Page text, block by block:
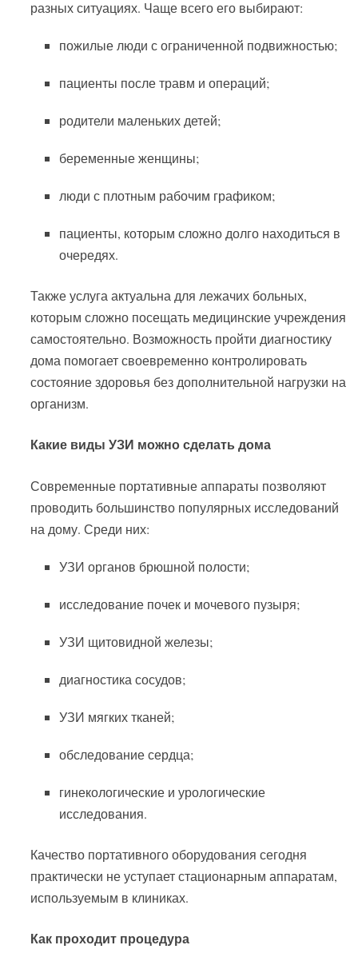
разных ситуациях. Чаще всего его выбирают:
пожилые люди с ограниченной подвижностью;
пациенты после травм и операций;
родители маленьких детей;
беременные женщины;
люди с плотным рабочим графиком;
пациенты, которым сложно долго находиться в
очередях.
Также услуга актуальна для лежачих больных,
которым сложно посещать медицинские учреждения
самостоятельно. Возможность пройти диагностику
дома помогает своевременно контролировать
состояние здоровья без дополнительной нагрузки на
организм.
Какие виды УЗИ можно сделать дома
Современные портативные аппараты позволяют
проводить большинство популярных исследований
на дому. Среди них:
УЗИ органов брюшной полости;
исследование почек и мочевого пузыря;
УЗИ щитовидной железы;
диагностика сосудов;
УЗИ мягких тканей;
обследование сердца;
гинекологические и урологические
исследования.
Качество портативного оборудования сегодня
практически не уступает стационарным аппаратам,
используемым в клиниках.
Как проходит процедура